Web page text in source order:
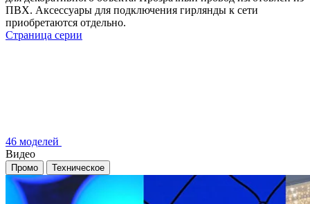
ПВХ. Аксессуары для подключения гирлянды к сети
приобретаются отдельно.
Страница серии
46 моделей
Видео
Промо Техническое